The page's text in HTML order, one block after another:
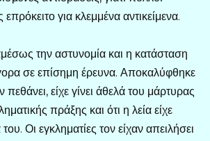
για κλεμμένα αντικείμενα.
την αστυνομία και η κατάσταση
σε επίσημη έρευνα. Αποκαλύφθηκε
πεθάνει, είχε γίνει άθελά του μάρτυρας
πράξης και ότι η λεία είχε
Οι εγκληματίες τον είχαν απειλήσει